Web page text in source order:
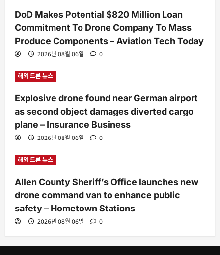
DoD Makes Potential $820 Million Loan
Commitment To Drone Company To Mass
Produce Components – Aviation Tech Today
2026년 08월 06일 0
해외 드론 뉴스
Explosive drone found near German airport
as second object damages diverted cargo
plane – Insurance Business
2026년 08월 06일 0
해외 드론 뉴스
Allen County Sheriff’s Office launches new
drone command van to enhance public
safety – Hometown Stations
2026년 08월 06일 0